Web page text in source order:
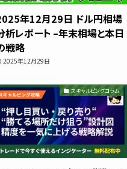
っと見る
ー
年12月29日 ドル円相場
析レポート –年末相場と本日
戦略
2025年12月29日
スキャルピングコラム